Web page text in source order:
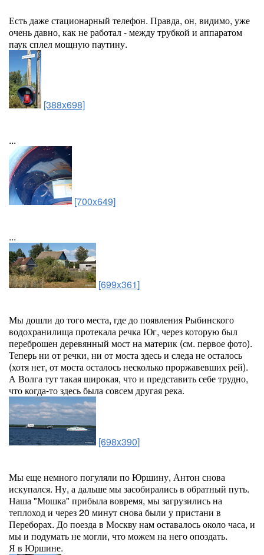
Есть даже стационарный телефон. Правда, он, видимо, уже
очень давно, как не работал - между трубкой и аппаратом
паук сплел мощную паутину.
[388x698]
...
[700x649]
...
[699x361]
Мы дошли до того места, где до появления Рыбинского
водохранилища протекала речка Юг, через которую был
переброшен деревянный мост на материк (см. первое фото).
Теперь ни от речки, ни от моста здесь и следа не осталось
(хотя нет, от моста осталось несколько проржавевших рей).
А Волга тут такая широкая, что и представить себе трудно,
что когда-то здесь была совсем другая река.
[698x390]
Мы еще немного погуляли по Юршину, Антон снова
искупался. Ну, а дальше мы засобирались в обратный путь.
Наша "Мошка" прибыла вовремя, мы загрузились на
теплоход и через 20 минут снова были у пристани в
Переборах. До поезда в Москву нам оставалось около часа, и
мы и подумать не могли, что можем на него опоздать.
Я в Юршине.